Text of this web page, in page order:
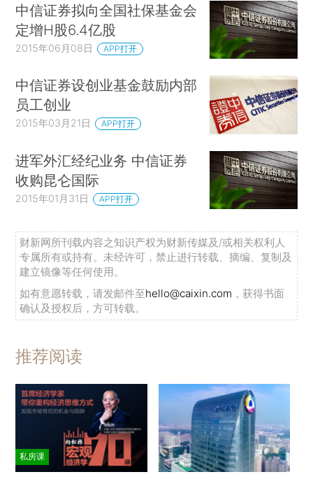
中信证券拟向全国社保基金会
定增H股6.4亿股
2015年06月08日 APP打开
中信证券设创业基金鼓励内部
员工创业
2015年03月21日 APP打开
进军外汇经纪业务 中信证券
收购昆仑国际
2015年01月31日 APP打开
财新网所刊载内容之知识产权为财新传媒及/或相关权利人
专属所有或持有。未经许可，禁止进行转载、摘编、复制及
建立镜像等任何使用。
如有意愿转载，请发邮件至hello@caixin.com ，获得书面
确认及授权后，方可转载。
推荐阅读
私房课